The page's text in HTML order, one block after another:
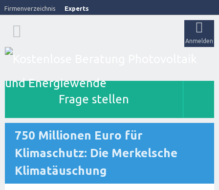
Firmenverzeichnis Experts
Anmelden
Frage stellen
750 Millionen Euro für
Klimaschutz: Die Merkelsche
Klimatäuschung